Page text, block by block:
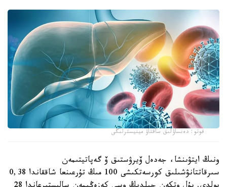
فوتو: دەنساۋلىق ساقتاۋ مينيسترلىگى
ونىڭ ايتۋىنشا، جەدەل ۆيرۋستىق ۆ گەپاتيتىمەن
سىرقاتتانۋشىلىق كورسەتكىشى 100 مىڭ تۇرعىنعا شاققاندا 0,38